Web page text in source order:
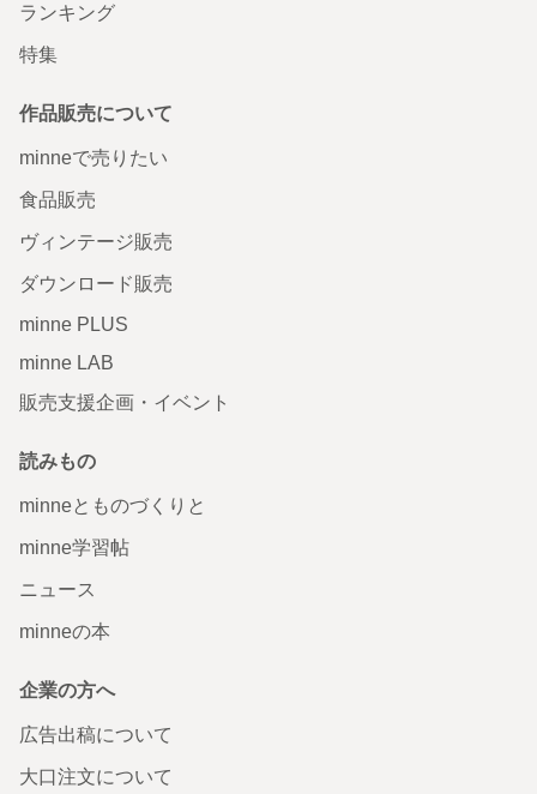
ランキング
特集
作品販売について
minneで売りたい
食品販売
ヴィンテージ販売
ダウンロード販売
minne PLUS
minne LAB
販売支援企画・イベント
読みもの
minneとものづくりと
minne学習帖
ニュース
minneの本
企業の方へ
広告出稿について
大口注文について